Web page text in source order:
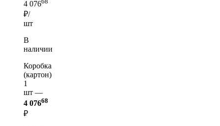
4 076
₽/
шт
В
наличии
Коробка
(картон)
1
шт —
4 07668
₽